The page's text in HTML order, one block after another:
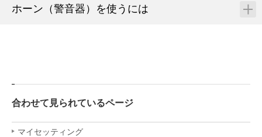
ホーン（警音器）を使うには
合わせて見られているページ
マイセッティング